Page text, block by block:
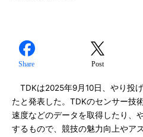
Share Post
TDKは2025年9月10日、やり投
たと発表した。TDKのセンサー技
速度などのデータを取得したり、
するもので、競技の魅力向上やア